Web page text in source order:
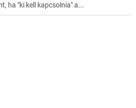
ha "ki kell kapcsolnia" a...